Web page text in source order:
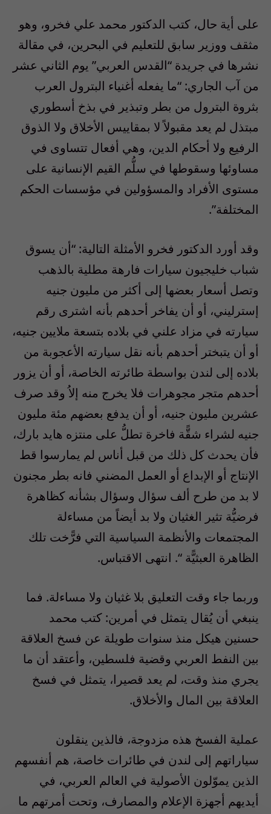
على أية حال، كتب الدكتور محمد علي فخرو، وهو
مثقف ووزير سابق للتعليم في البحرين، في مقالة
نشرها في جريدة “القدس العربي” يوم الثاني عشر
من آب الجاري: “ما يفعله أغنياء البترول العرب
بثروة البترول من بطر وتبذير في بذخ أسطوري
مبتذل لم يعد مقبولاً لا بمقاييس الأخلاق ولا الذوق
الرفيع ولا أحكام الدين، وهي أفعال تتساوى في
مساوئها وسقوطها في سلُّم القيم الإنسانية على
مستوى الأفراد والمسؤولين في مؤسسات الحكم
المختلفة”.
وقد أورد الدكتور فخرو الأمثلة التالية: “أن يسوق
شباب خليجيون سيارات فارهة مطلية بالذهب
وتصل أسعار بعضها إلى أكثر من مليون جنيه
إسترليني، أو أن يفاخر أحدهم بأنه اشترى رقم
سيارته في مزاد علني في بلاده بتسعة ملايين جنيه،
أو أن يتبختر أحدهم بأنه نقل سيارته الأعجوبة من
بلاده إلى لندن بواسطة طائرته الخاصة، أو أن يزور
أحدهم متجر مجوهرات فلا يخرج منه إلاُ وقد صرف
عشرين مليون جنيه، أو أن يدفع بعضهم مئة مليون
جنيه لشراء شقًّة فاخرة تطلُّ على منتزه هايد بارك،
فأن يحدث كل ذلك من قبل أناس لم يمارسوا قط
الإنتاج أو الإبداع أو العمل المضني فانه بطر مجنون
لا بد من طرح ألف سؤال وسؤال بشأنه كظاهرة
فرضيُّة تثير الغثيان ولا بد أيضاً من مساءلة
المجتمعات والأنظمة السياسية التي فرًّخت تلك
الظاهرة العبثيًّة “. انتهى الاقتباس.
وربما جاء وقت التعليق بلا غثيان ولا مساءلة. فما
ينبغي أن يُقال يتمثل في أمرين: كتب محمد
حسنين هيكل منذ سنوات طويلة عن فسخ العلاقة
بين النفط العربي وقضية فلسطين، وأعتقد أن ما
يجري منذ وقت، لم يعد قصيرا، يتمثل في فسخ
العلاقة بين المال والأخلاق.
عملية الفسخ هذه مزدوجة، فالذين ينقلون
سياراتهم إلى لندن في طائرات خاصة، هم أنفسهم
الذين يموّلون الأصولية في العالم العربي، في
أيديهم أجهزة الإعلام والمصارف، وتحت أمرتهم ما